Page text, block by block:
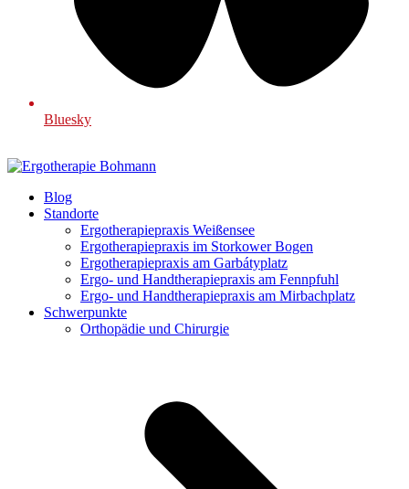
Bluesky
Blog
Standorte
Ergotherapiepraxis Weißensee
Ergotherapiepraxis im Storkower Bogen
Ergotherapiepraxis am Garbátyplatz
Ergo- und Handtherapiepraxis am Fennpfuhl
Ergo- und Handtherapiepraxis am Mirbachplatz
Schwerpunkte
Orthopädie und Chirurgie